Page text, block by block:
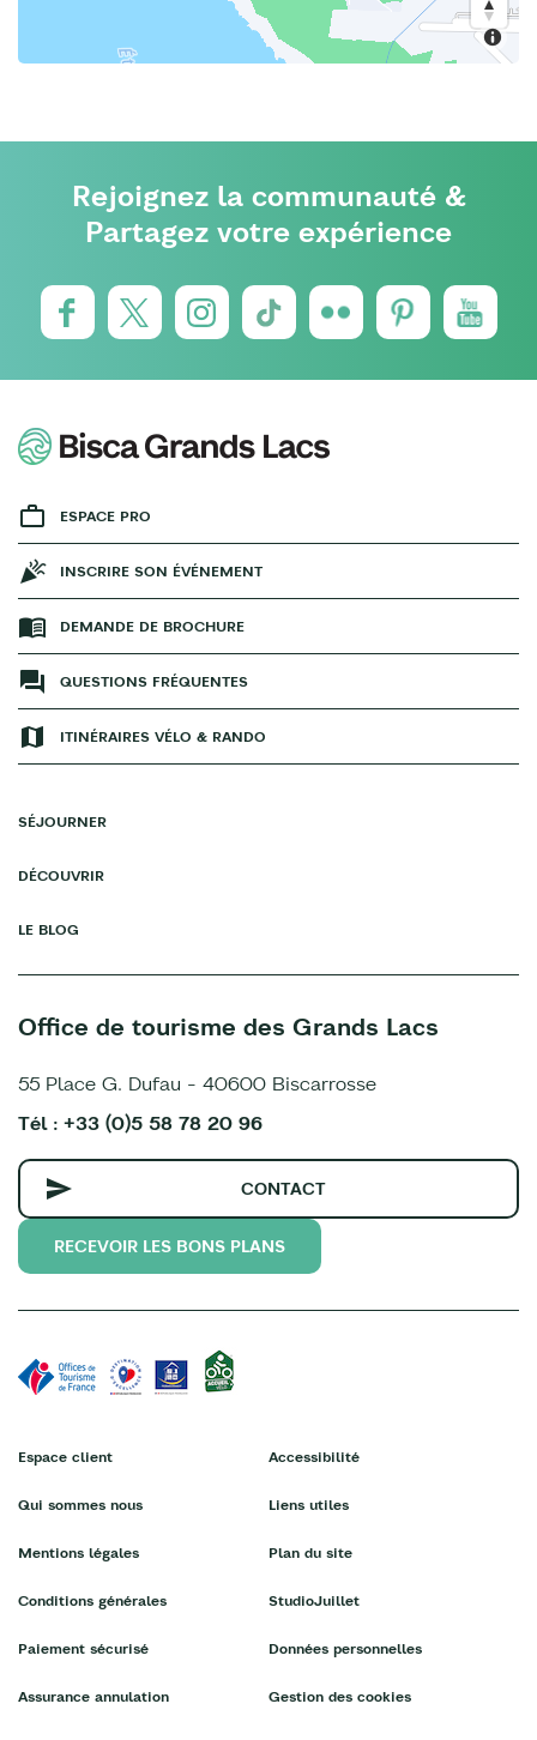
Rejoignez la communauté &
Partagez votre expérience
ESPACE PRO
INSCRIRE SON ÉVÉNEMENT
DEMANDE DE BROCHURE
QUESTIONS FRÉQUENTES
ITINÉRAIRES VÉLO & RANDO
SÉJOURNER
DÉCOUVRIR
LE BLOG
Office de tourisme des Grands Lacs
55 Place G. Dufau - 40600 Biscarrosse
Tél : +33 (0)5 58 78 20 96
CONTACT
RECEVOIR LES BONS PLANS
Espace client
Qui sommes nous
Mentions légales
Conditions générales
Paiement sécurisé
Assurance annulation
Accessibilité
Liens utiles
Plan du site
StudioJuillet
Données personnelles
Gestion des cookies